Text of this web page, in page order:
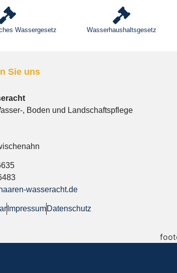
Wassergesetz Wasserhaushaltsgesetz
Sie uns
, Boden und Landschaftspflege
wasseracht.de
ImpressumDatenschutz